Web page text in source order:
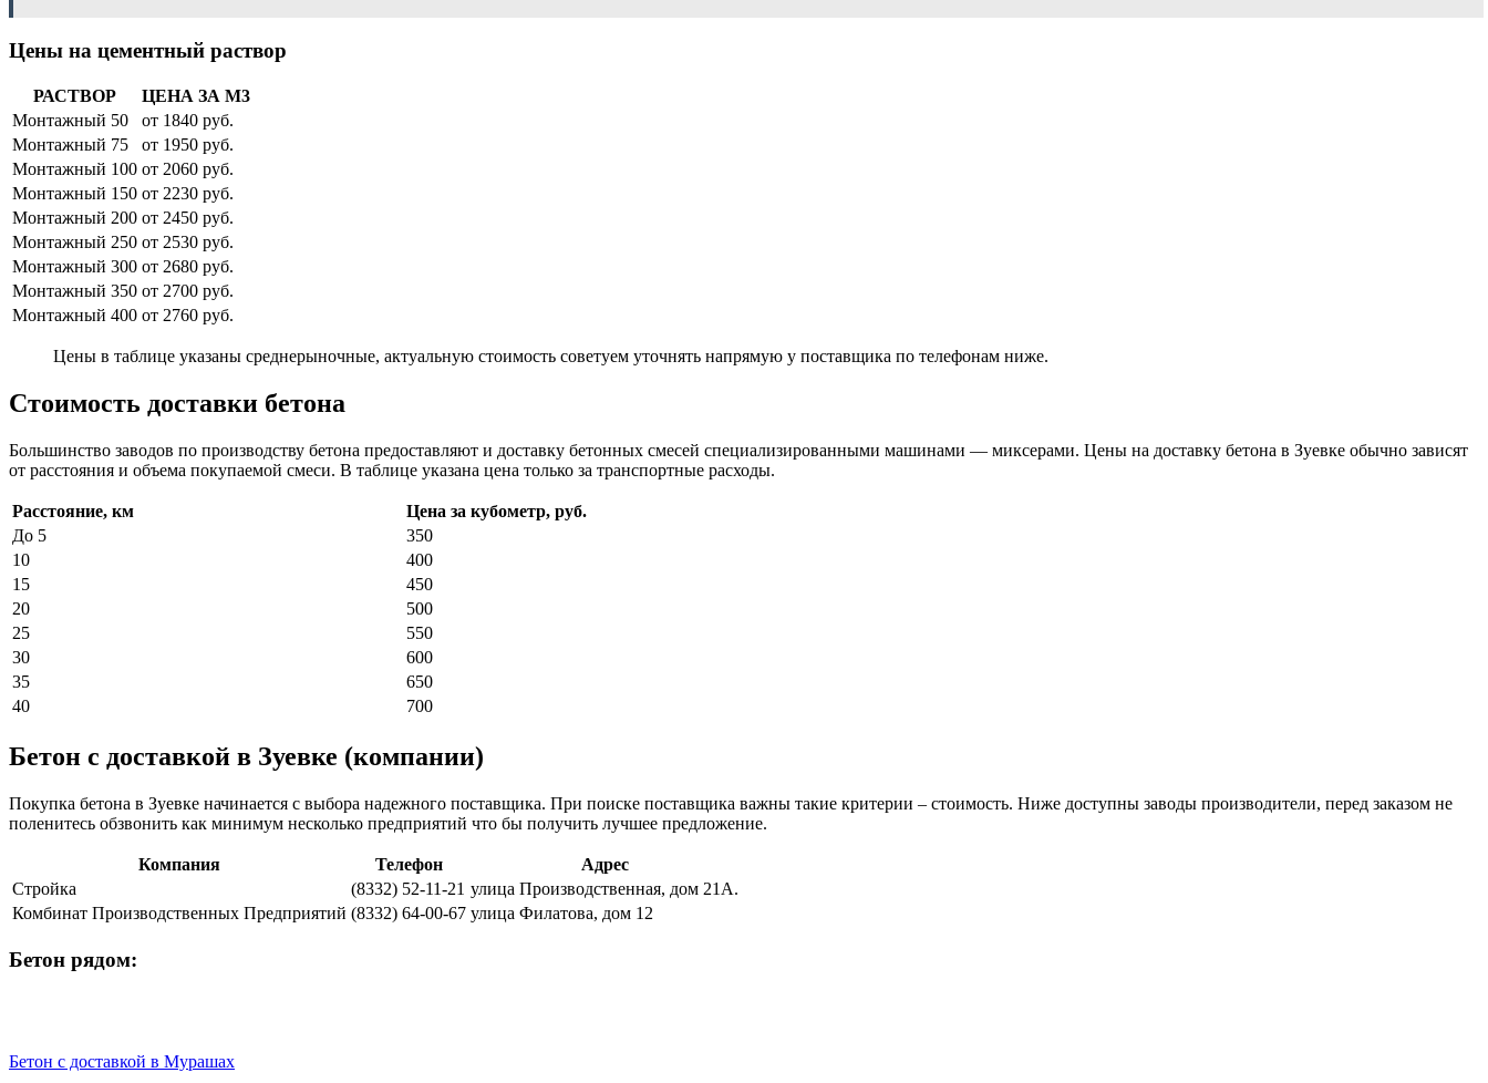
Цены на цементный раствор
РАСТВОР
ЦЕНА ЗА М3
Монтажный 50
от 1840 руб.
Монтажный 75
от 1950 руб.
Монтажный 100 от 2060 руб.
Монтажный 150 от 2230 руб.
Монтажный 200 от 2450 руб.
Монтажный 250 от 2530 руб.
Монтажный 300 от 2680 руб.
Монтажный 350 от 2700 руб.
Монтажный 400 от 2760 руб.
Цены в таблице указаны среднерыночные, актуальную стоимость советуем уточнять напрямую у поставщика по телефонам ниже.
Стоимость доставки бетона
Большинство заводов по производству бетона предоставляют и доставку бетонных смесей специализированными машинами — миксерами. Цены на доставку бетона в Зуевке обычно зависят
от расстояния и объема покупаемой смеси. В таблице указана цена только за транспортные расходы.
Расстояние, км
Цена за кубометр, руб.
До 5
350
10
400
15
450
20
500
25
550
30
600
35
650
40
700
Бетон с доставкой в Зуевке (компании)
Покупка бетона в Зуевке начинается с выбора надежного поставщика. При поиске поставщика важны такие критерии – стоимость. Ниже доступны заводы производители, перед заказом не
поленитесь обзвонить как минимум несколько предприятий что бы получить лучшее предложение.
Компания Телефон
Адрес
Стройка
(8332) 52-11-21 улица Производственная, дом 21А.
Комбинат Производственных Предприятий (8332) 64-00-67 улица Филатова, дом 12
Бетон рядом:
Бетон с доставкой в Мурашах